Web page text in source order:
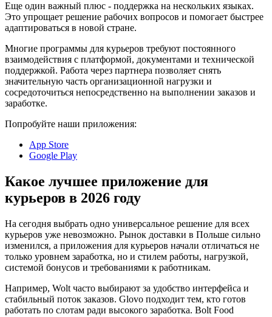
Еще один важный плюс - поддержка на нескольких языках.
Это упрощает решение рабочих вопросов и помогает быстрее
адаптироваться в новой стране.
Многие программы для курьеров требуют постоянного
взаимодействия с платформой, документами и технической
поддержкой. Работа через партнера позволяет снять
значительную часть организационной нагрузки и
сосредоточиться непосредственно на выполнении заказов и
заработке.
Попробуйте наши приложения:
App Store
Google Play
Какое лучшее приложение для
курьеров в 2026 году
На сегодня выбрать одно универсальное решение для всех
курьеров уже невозможно. Рынок доставки в Польше сильно
изменился, а приложения для курьеров начали отличаться не
только уровнем заработка, но и стилем работы, нагрузкой,
системой бонусов и требованиями к работникам.
Например, Wolt часто выбирают за удобство интерфейса и
стабильный поток заказов. Glovo подходит тем, кто готов
работать по слотам ради высокого заработка. Bolt Food